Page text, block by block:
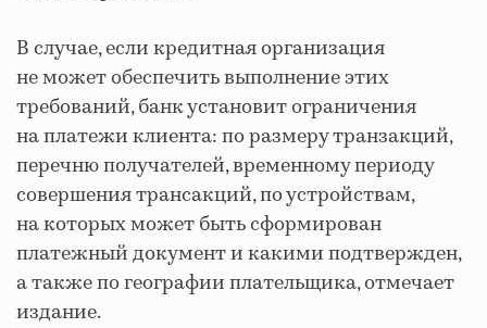
В случае, если кредитная организация
не может обеспечить выполнение этих
требований, банк установит ограничения
на платежи клиента: по размеру транзакций,
перечню получателей, временному периоду
совершения трансакций, по устройствам,
на которых может быть сформирован
платежный документ и какими подтвержден,
а также по географии плательщика, отмечает
издание.